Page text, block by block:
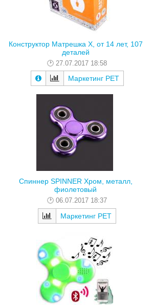
Конструктор Матрешка X, от 14 лет, 107
деталей
27.07.2017 18:58
Маркетинг РЕТ
Спиннер SPINNER Хром, металл,
фиолетовый
06.07.2017 18:37
Маркетинг РЕТ